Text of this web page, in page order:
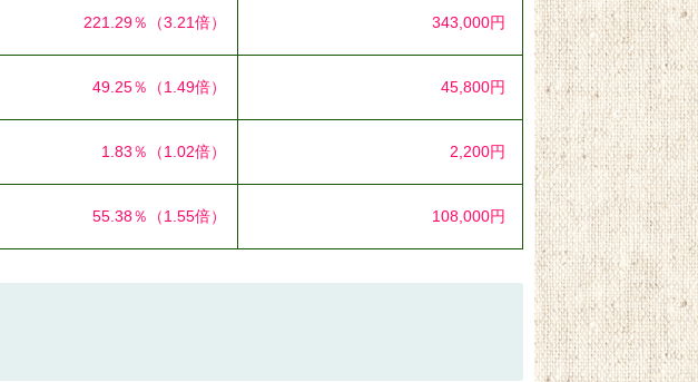
221.29％ （3.21倍） 343,000円
49.25％ （1.49倍） 45,800円
1.83％ （1.02倍） 2,200円
55.38％ （1.55倍） 108,000円